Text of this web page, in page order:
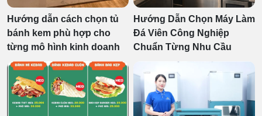
Hướng dẫn cách chọn tủ
bánh kem phù hợp cho
từng mô hình kinh doanh
Hướng Dẫn Chọn Máy Làm
Đá Viên Công Nghiệp
Chuẩn Từng Nhu Cầu